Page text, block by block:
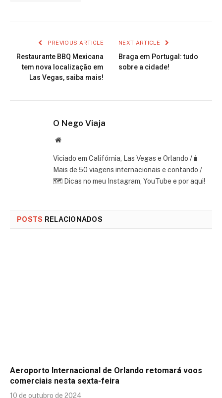
PREVIOUS ARTICLE
Restaurante BBQ Mexicana
tem nova localização em
Las Vegas, saiba mais!
NEXT ARTICLE
Braga em Portugal: tudo
sobre a cidade!
O Nego Viaja
Website
Viciado em Califórnia, Las Vegas e Orlando /🧳
Mais de 50 viagens internacionais e contando /
🗺 Dicas no meu Instagram, YouTube e por aqui!
POSTS RELACIONADOS
Aeroporto Internacional de Orlando retomará voos
comerciais nesta sexta-feira
10 de outubro de 2024